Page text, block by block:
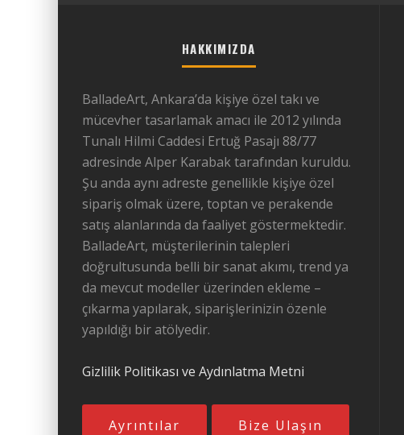
HAKKIMIZDA
BalladeArt, Ankara’da kişiye özel takı ve
mücevher tasarlamak amacı ile 2012 yılında
Tunalı Hilmi Caddesi Ertuğ Pasajı 88/77
adresinde Alper Karabak tarafından kuruldu.
Şu anda aynı adreste genellikle kişiye özel
sipariş olmak üzere, toptan ve perakende
satış alanlarında da faaliyet göstermektedir.
BalladeArt, müşterilerinin talepleri
doğrultusunda belli bir sanat akımı, trend ya
da mevcut modeller üzerinden ekleme –
çıkarma yapılarak, siparişlerinizin özenle
yapıldığı bir atölyedir.
Gizlilik Politikası ve Aydınlatma Metni
Ayrıntılar Bize Ulaşın